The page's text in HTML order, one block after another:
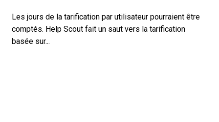
Les jours de la tarification par utilisateur pourraient être
comptés. Help Scout fait un saut vers la tarification
basée sur...